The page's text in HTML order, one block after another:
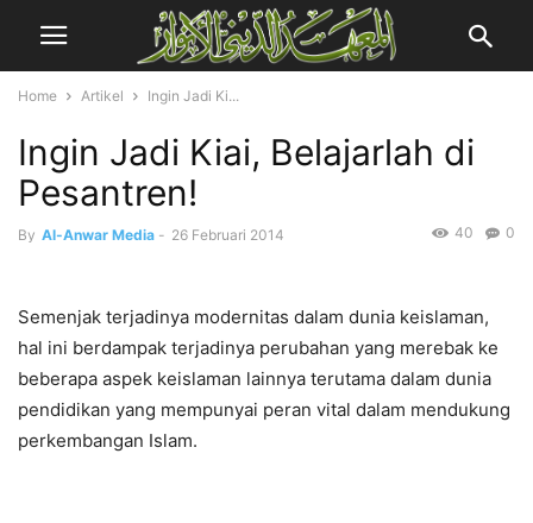
Home Artikel Ingin Jadi Ki...
Ingin Jadi Kiai, Belajarlah di
Pesantren!
By Al-Anwar Media - 26 Februari 2014 0
40
Semenjak terjadinya modernitas dalam dunia keislaman,
hal ini berdampak terjadinya perubahan yang merebak ke
beberapa aspek keislaman lainnya terutama dalam dunia
pendidikan yang mempunyai peran vital dalam mendukung
perkembangan Islam.